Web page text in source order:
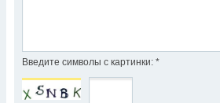
Введите символы с картинки: *